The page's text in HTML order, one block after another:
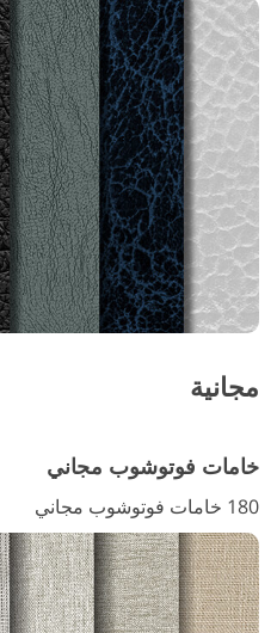
مجانية
خامات فوتوشوب مجاني
180 خامات فوتوشوب مجاني